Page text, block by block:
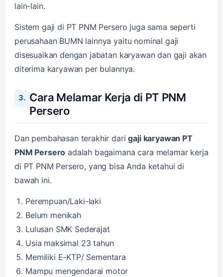
lain-lain.
Sistem gaji di PT PNM Persero juga sama seperti
perusahaan BUMN lainnya yaitu nominal gaji
disesuaikan dengan jabatan karyawan dan gaji akan
diterima karyawan per bulannya.
Cara Melamar Kerja di PT PNM
Persero
Dan pembahasan terakhir darigaji karyawan PT
PNM Persero adalah bagaimana cara melamar kerja
di PT PNM Persero, yang bisa Anda ketahui di
bawah ini.
Perempuan/Laki-laki
Belum menikah
Lulusan SMK Sederajat
Usia maksimal 23 tahun
Memiliki E-KTP/ Sementara
Mampu mengendarai motor